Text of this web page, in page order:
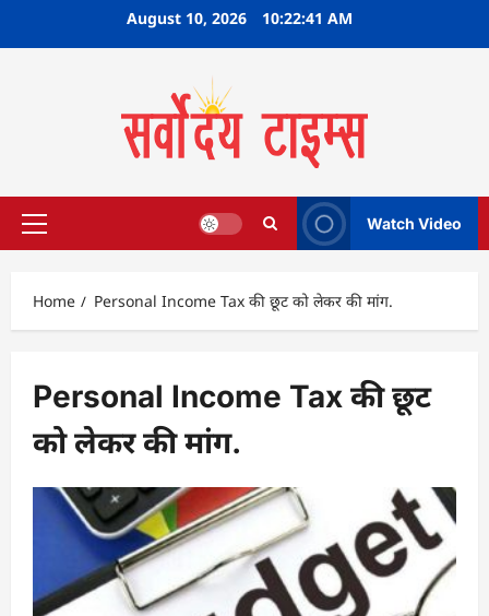
August 10, 2026 10:22:41 AM
Primary
Watch Video
Home Personal Income Tax की छूट को लेकर की मांग.
Personal Income Tax की छूट
को लेकर की मांग.